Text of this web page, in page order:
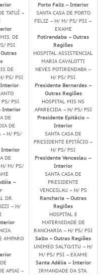
TATUÍ –
DE
PSI
DE
PS/ PSI
PS/ PSI
Interior
DE
DE
– H/ PS/
Interior
DE
H/ M/ PS/
–
DR.
– H/
AMPARO
APIAI –
Porto Feliz – Interior
SANTA CASA DE PORTO
FELIZ – H/ M/ PS/ PSI –
EXAME
Potirendaba – Outras
Regiões
HOSPITAL ASSISTENCIAL
MARIA CAVALOTTI
NEVES POTIRENDABA –
H/ PS/ PSI
Presidente Bernardes –
Outras Regiões
HOSPITAL MIS NS
APARECIDA – H/ PS/ PSI
Presidente Epitácio –
Interior
SANTA CASA DE
PRESIDENTE EPITÁCIO –
H/ PS/ PSI
Presidente Venceslau –
Interior
SANTA CASA DE
PRESIDENTE
VENCESLAU – H/ PS
Rancharia – Outras
Regiões
HOSPITAL E
MATERNIDADE DE
RANCHARIA – H/ PS/ PSI
Salto – Outras Regiões
UNIMED SALTO/ITU – H/
M/ PS/ PSI – EXAME
Santa Adélia – Interior
IRMANDADE DA STA.